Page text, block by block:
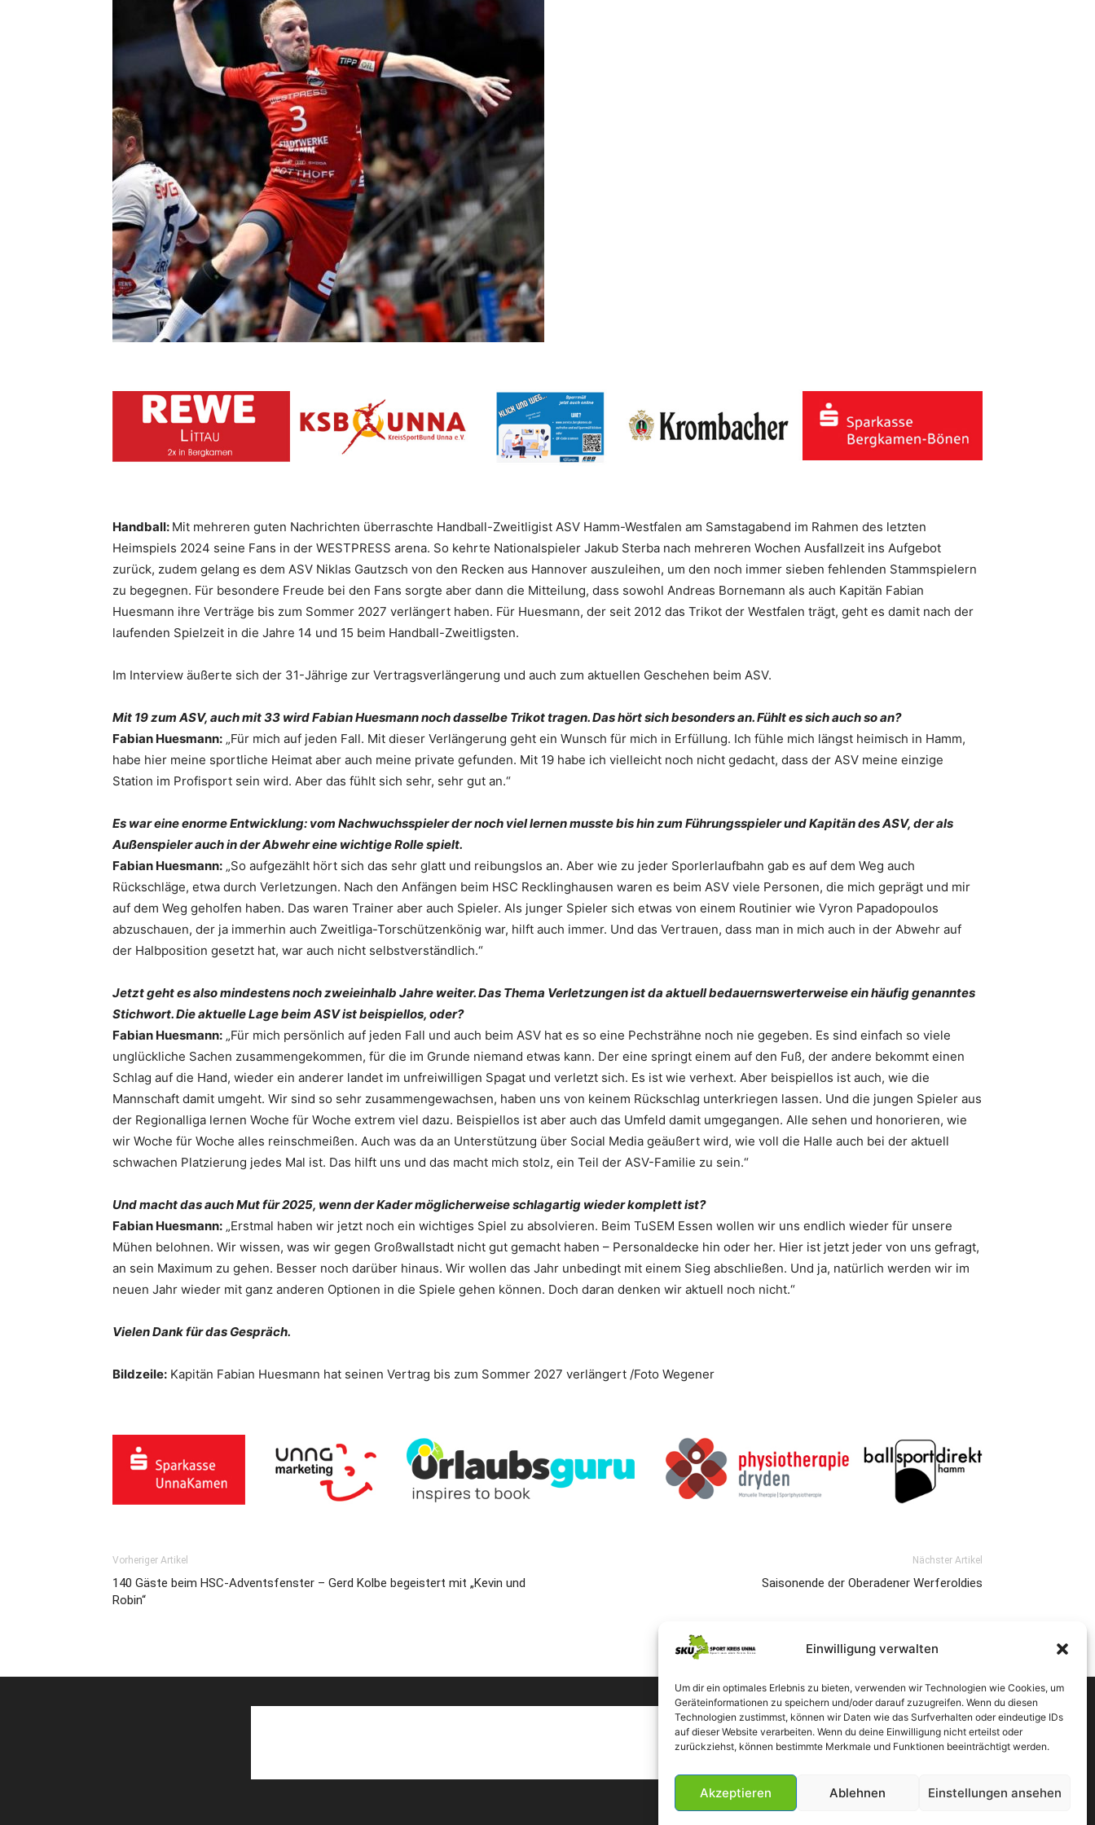
Einwilligung verwalten
Um dir ein optimales Erlebnis zu bieten, verwenden wir Technologien wie Cookies, um
Geräteinformationen zu speichern und/oder darauf zuzugreifen. Wenn du diesen
Technologien zustimmst, können wir Daten wie das Surfverhalten oder eindeutige IDs
auf dieser Website verarbeiten. Wenn du deine Einwilligung nicht erteilst oder
zurückziehst, können bestimmte Merkmale und Funktionen beeinträchtigt werden.
Akzeptieren Ablehnen Einstellungen ansehen
Handball: Mit mehreren guten Nachrichten überraschte Handball-Zweitligist ASV Hamm-Westfalen am Samstagabend im Rahmen des letzten
Heimspiels 2024 seine Fans in der WESTPRESS arena. So kehrte Nationalspieler Jakub Sterba nach mehreren Wochen Ausfallzeit ins Aufgebot
zurück, zudem gelang es dem ASV Niklas Gautzsch von den Recken aus Hannover auszuleihen, um den noch immer sieben fehlenden Stammspielern
zu begegnen. Für besondere Freude bei den Fans sorgte aber dann die Mitteilung, dass sowohl Andreas Bornemann als auch Kapitän Fabian
Huesmann ihre Verträge bis zum Sommer 2027 verlängert haben. Für Huesmann, der seit 2012 das Trikot der Westfalen trägt, geht es damit nach der
laufenden Spielzeit in die Jahre 14 und 15 beim Handball-Zweitligsten.
Im Interview äußerte sich der 31-Jährige zur Vertragsverlängerung und auch zum aktuellen Geschehen beim ASV.
Mit 19 zum ASV, auch mit 33 wird Fabian Huesmann noch dasselbe Trikot tragen. Das hört sich besonders an. Fühlt es sich auch so an?
Fabian Huesmann: „Für mich auf jeden Fall. Mit dieser Verlängerung geht ein Wunsch für mich in Erfüllung. Ich fühle mich längst heimisch in Hamm,
habe hier meine sportliche Heimat aber auch meine private gefunden. Mit 19 habe ich vielleicht noch nicht gedacht, dass der ASV meine einzige
Station im Profisport sein wird. Aber das fühlt sich sehr, sehr gut an.“
Es war eine enorme Entwicklung: vom Nachwuchsspieler der noch viel lernen musste bis hin zum Führungsspieler und Kapitän des ASV, der als
Außenspieler auch in der Abwehr eine wichtige Rolle spielt.
Fabian Huesmann: „So aufgezählt hört sich das sehr glatt und reibungslos an. Aber wie zu jeder Sporlerlaufbahn gab es auf dem Weg auch
Rückschläge, etwa durch Verletzungen. Nach den Anfängen beim HSC Recklinghausen waren es beim ASV viele Personen, die mich geprägt und mir
auf dem Weg geholfen haben. Das waren Trainer aber auch Spieler. Als junger Spieler sich etwas von einem Routinier wie Vyron Papadopoulos
abzuschauen, der ja immerhin auch Zweitliga-Torschützenkönig war, hilft auch immer. Und das Vertrauen, dass man in mich auch in der Abwehr auf
der Halbposition gesetzt hat, war auch nicht selbstverständlich.“
Jetzt geht es also mindestens noch zweieinhalb Jahre weiter. Das Thema Verletzungen ist da aktuell bedauernswerterweise ein häufig genanntes
Stichwort. Die aktuelle Lage beim ASV ist beispiellos, oder?
Fabian Huesmann: „Für mich persönlich auf jeden Fall und auch beim ASV hat es so eine Pechsträhne noch nie gegeben. Es sind einfach so viele
unglückliche Sachen zusammengekommen, für die im Grunde niemand etwas kann. Der eine springt einem auf den Fuß, der andere bekommt einen
Schlag auf die Hand, wieder ein anderer landet im unfreiwilligen Spagat und verletzt sich. Es ist wie verhext. Aber beispiellos ist auch, wie die
Mannschaft damit umgeht. Wir sind so sehr zusammengewachsen, haben uns von keinem Rückschlag unterkriegen lassen. Und die jungen Spieler aus
der Regionalliga lernen Woche für Woche extrem viel dazu. Beispiellos ist aber auch das Umfeld damit umgegangen. Alle sehen und honorieren, wie
wir Woche für Woche alles reinschmeißen. Auch was da an Unterstützung über Social Media geäußert wird, wie voll die Halle auch bei der aktuell
schwachen Platzierung jedes Mal ist. Das hilft uns und das macht mich stolz, ein Teil der ASV-Familie zu sein.“
Und macht das auch Mut für 2025, wenn der Kader möglicherweise schlagartig wieder komplett ist?
Fabian Huesmann: „Erstmal haben wir jetzt noch ein wichtiges Spiel zu absolvieren. Beim TuSEM Essen wollen wir uns endlich wieder für unsere
Mühen belohnen. Wir wissen, was wir gegen Großwallstadt nicht gut gemacht haben – Personaldecke hin oder her. Hier ist jetzt jeder von uns gefragt,
an sein Maximum zu gehen. Besser noch darüber hinaus. Wir wollen das Jahr unbedingt mit einem Sieg abschließen. Und ja, natürlich werden wir im
neuen Jahr wieder mit ganz anderen Optionen in die Spiele gehen können. Doch daran denken wir aktuell noch nicht.“
Vielen Dank für das Gespräch.
Bildzeile: Kapitän Fabian Huesmann hat seinen Vertrag bis zum Sommer 2027 verlängert /Foto Wegener
Vorheriger Artikel
140 Gäste beim HSC-Adventsfenster – Gerd Kolbe begeistert mit „Kevin und
Robin“
Nächster Artikel
Saisonende der Oberadener Werferoldies